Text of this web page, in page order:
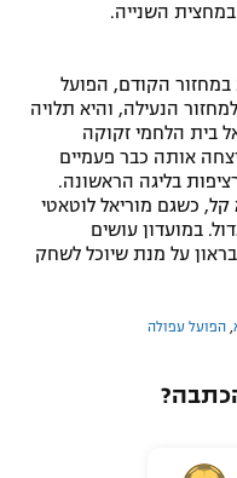
השנייה.
הקודם, הפועל
הנעילה, והיא תלויה
בית הלחמי זקוקה
אותה כבר פעמיים
בליגה הראשונה.
כשגם מוריאל לוטאטי
במועדון עושים
על מנת שיוכל לשחק
הפועל עפולה